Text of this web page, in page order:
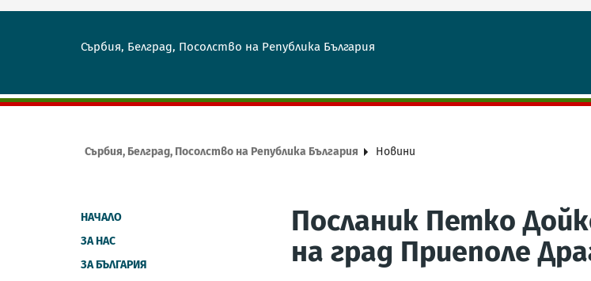
Сърбия, Белград, Посолство на Република България
Сърбия, Белград, Посолство на Република България Новини
НАЧАЛО
ЗА НАС
ЗА БЪЛГАРИЯ
Посланик Петко
на град Приеполе